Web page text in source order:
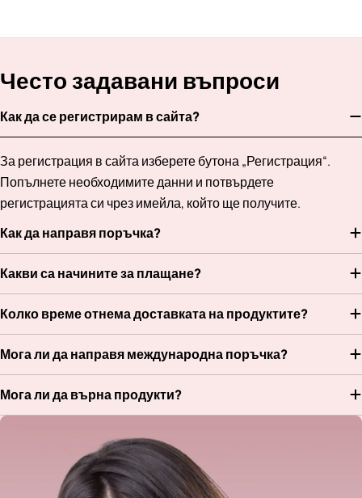
Често задавани въпроси
Как да се регистрирам в сайта?
За регистрация в сайта изберете бутона „Регистрация“.
Попълнете необходимите данни и потвърдете
регистрацията си чрез имейла, който ще получите.
Как да направя поръчка?
Какви са начините за плащане?
Колко време отнема доставката на продуктите?
Мога ли да направя международна поръчка?
Мога ли да върна продукти?